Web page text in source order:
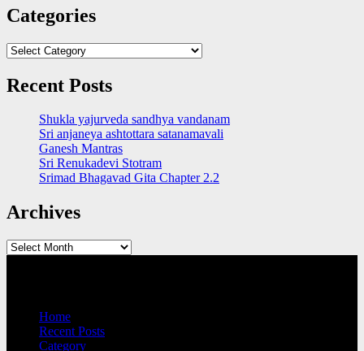
Categories
Categories
Recent Posts
Shukla yajurveda sandhya vandanam
Sri anjaneya ashtottara satanamavali
Ganesh Mantras
Sri Renukadevi Stotram
Srimad Bhagavad Gita Chapter 2.2
Archives
Archives
Home
Recent Posts
Category